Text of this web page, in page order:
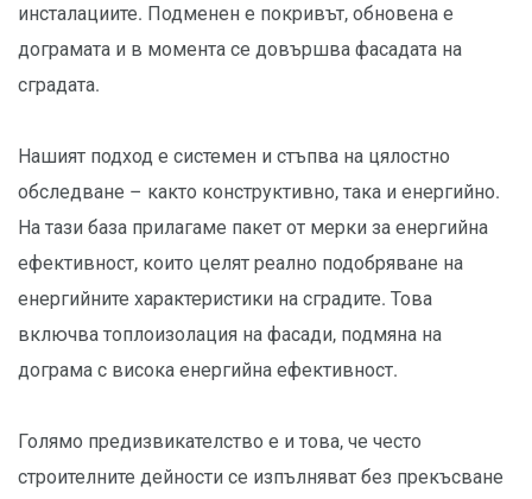
инсталациите. Подменен е покривът, обновена е
дограмата и в момента се довършва фасадата на
сградата.
Нашият подход е системен и стъпва на цялостно
обследване – както конструктивно, така и енергийно.
На тази база прилагаме пакет от мерки за енергийна
ефективност, които целят реално подобряване на
енергийните характеристики на сградите. Това
включва топлоизолация на фасади, подмяна на
дограма с висока енергийна ефективност.
Голямо предизвикателство е и това, че често
строителните дейности се изпълняват без прекъсване